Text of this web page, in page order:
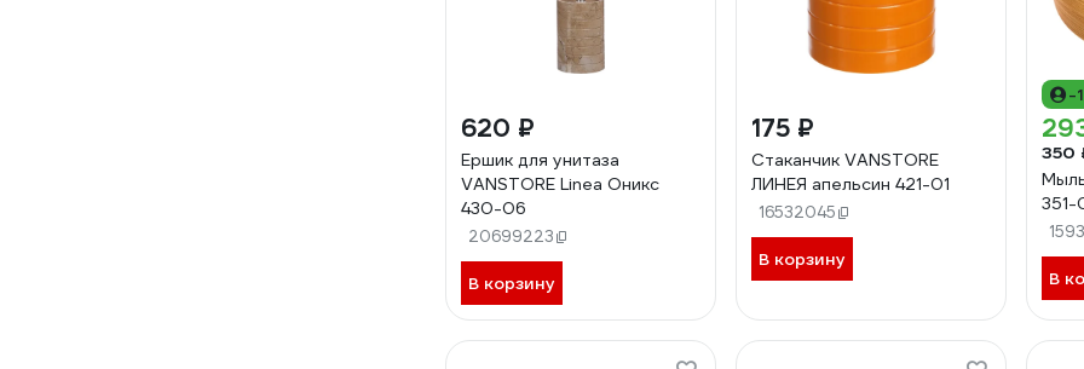
620 ₽
Ершик для унитаза
VANSTORE Linea Оникс
430-06
20699223
В корзину
175 ₽
Стаканчик VANSTORE
ЛИНЕЯ апельсин 421-01
16532045
В корзину
-
350
351-
В